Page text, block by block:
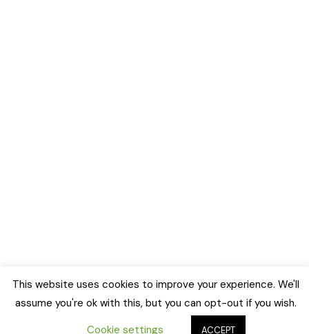
This website uses cookies to improve your experience. We'll
assume you're ok with this, but you can opt-out if you wish.
Cookie settings
ACCEPT